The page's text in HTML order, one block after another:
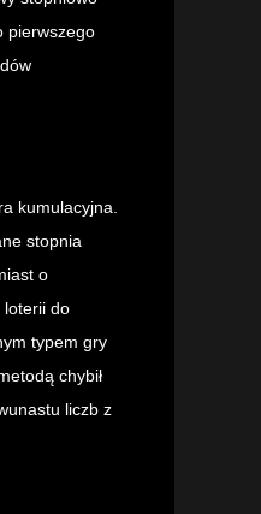
pierwszego
kumulacyjna.
stopnia
o
loterii do
typem gry
chybił
liczb z